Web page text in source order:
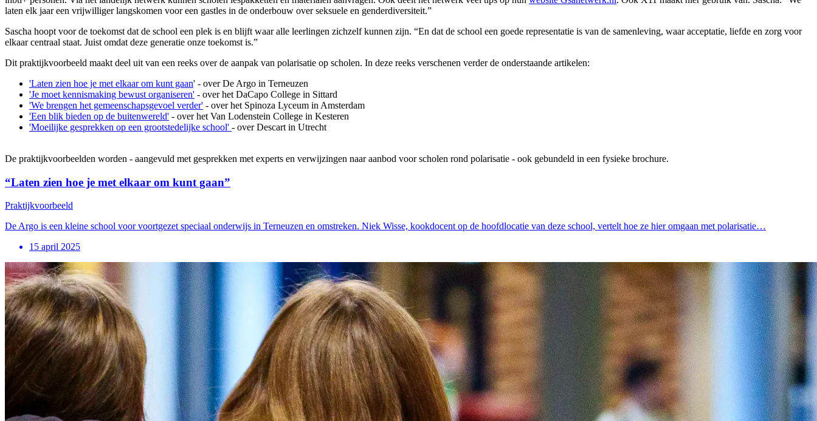
laten elk jaar een vrijwilliger langskomen voor een gastles in de onderbouw over seksuele en genderdiversiteit.”
Sascha hoopt voor de toekomst dat de school een plek is en blijft waar alle leerlingen zichzelf kunnen zijn. “En dat de school een goede representatie is van de samenleving, waar acceptatie, liefde en zorg voor
elkaar centraal staat. Juist omdat deze generatie onze toekomst is.”
Dit praktijkvoorbeeld maakt deel uit van een reeks over de aanpak van polarisatie op scholen. In deze reeks verschenen verder de onderstaande artikelen:
'Laten zien hoe je met elkaar om kunt gaan' - over De Argo in Terneuzen
'Je moet kennismaking bewust organiseren' - over het DaCapo College in Sittard
'We brengen het gemeenschapsgevoel verder' - over het Spinoza Lyceum in Amsterdam
'Een blik bieden op de buitenwereld' - over het Van Lodenstein College in Kesteren
'Moeilijke gesprekken op een grootstedelijke school' - over Descart in Utrecht
De praktijkvoorbeelden worden - aangevuld met gesprekken met experts en verwijzingen naar aanbod voor scholen rond polarisatie - ook gebundeld in een fysieke brochure.
“Laten zien hoe je met elkaar om kunt gaan”
Praktijkvoorbeeld
De Argo is een kleine school voor voortgezet speciaal onderwijs in Terneuzen en omstreken. Niek Wisse, kookdocent op de hoofdlocatie van deze school, vertelt hoe ze hier omgaan met polarisatie…
15 april 2025